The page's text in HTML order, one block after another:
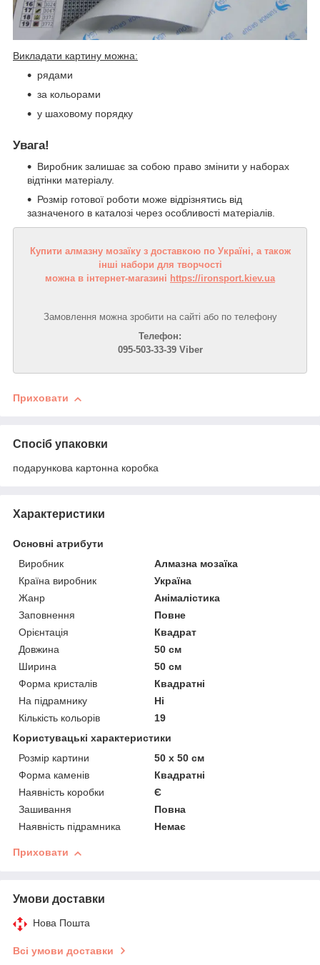
Викладати картину можна:
рядами
за кольорами
у шаховому порядку
Увага!
Виробник залишає за собою право змінити у наборах
відтінки матеріалу.
Розмір готової роботи може відрізнятись від
зазначеного в каталозі через особливості матеріалів.
Купити алмазну мозаїку з доставкою по Україні, а також
інші набори для творчості
можна в інтернет-магазині https://ironsport.kiev.ua
Замовлення можна зробити на сайті або по телефону
Телефон:
095-503-33-39 Viber
Приховати
Спосіб упаковки
подарункова картонна коробка
Характеристики
Основні атрибути
Виробник
Алмазна мозаїка
Країна виробник
Україна
Жанр
Анімалістика
Заповнення
Повне
Орієнтація
Квадрат
Довжина
50 см
Ширина
50 см
Форма кристалів
Квадратні
На підрамнику
Ні
Кількість кольорів
19
Користувацькі характеристики
Розмір картини
50 х 50 см
Форма каменів
Квадратні
Наявність коробки
Є
Зашивання
Повна
Наявність підрамника
Немає
Приховати
Умови доставки
Нова Пошта
Всі умови доставки